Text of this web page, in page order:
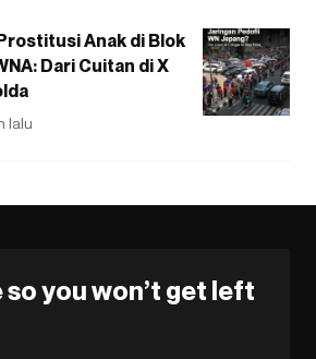
Anak di Blok
Dari Cuitan di X
lalu
you won’t get left